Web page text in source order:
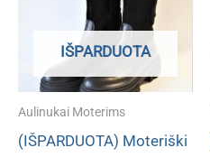
IŠPARDUOTA
Aulinukai Moterims
(IŠPARDUOTA) Moteriški